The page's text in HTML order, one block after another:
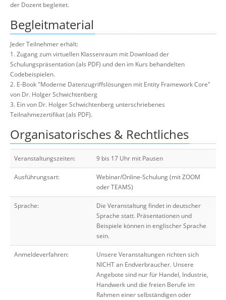
der Dozent begleitet.
Begleitmaterial
Jeder Teilnehmer erhält:
1. Zugang zum virtuellen Klassenraum mit Download der
Schulungspräsentation (als PDF) und den im Kurs behandelten
Codebeispielen.
2. E-Book "Moderne Datenzugriffslösungen mit Entity Framework Core"
von Dr. Holger Schwichtenberg
3. Ein von Dr. Holger Schwichtenberg unterschriebenes
Teilnahmezertifikat (als PDF).
Organisatorisches & Rechtliches
Veranstaltungszeiten: 9 bis 17 Uhr mit Pausen
Ausführungsart:
Webinar/Online-Schulung (mit ZOOM
oder TEAMS)
Sprache:
Die Veranstaltung findet in deutscher
Sprache statt. Präsentationen und
Beispiele können in englischer Sprache
sein.
Anmeldeverfahren:
Unsere Veranstaltungen richten sich
NICHT an Endverbraucher. Unsere
Angebote sind nur für Handel, Industrie,
Handwerk und die freien Berufe im
Rahmen einer selbständigen oder